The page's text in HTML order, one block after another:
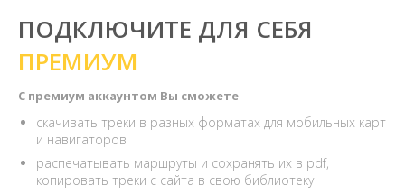
ПОДКЛЮЧИТЕ ДЛЯ СЕБЯ
ПРЕМИУМ
С премиум аккаунтом Вы сможете
скачивать треки в разных форматах для мобильных карт
и навигаторов
распечатывать маршруты и сохранять их в pdf,
копировать треки с сайта в свою библиотеку